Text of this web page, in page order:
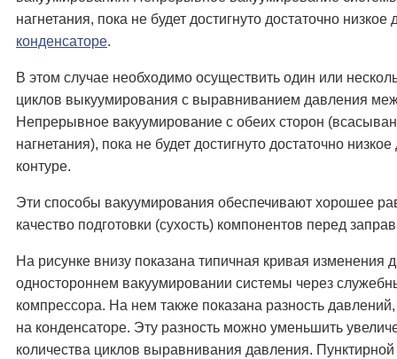
нагнетания, пока не будет достигнуто достаточно низкое
конденсаторе.
В этом случае необходимо осуществить один или
циклов выкуумирования с выравниванием давления
Непрерывное вакуумирование с обеих сторон
нагнетания), пока не будет достигнуто достаточно
контуре.
Эти способы вакуумирования обеспечивают хорошее
качество подготовки (сухость) компонентов перед
На рисунке внизу показана типичная кривая изменения
одностороннем вакуумировании системы через
компрессора. На нем также показана разность
на конденсаторе. Эту разность можно уменьшить
количества циклов выравнивания давления.